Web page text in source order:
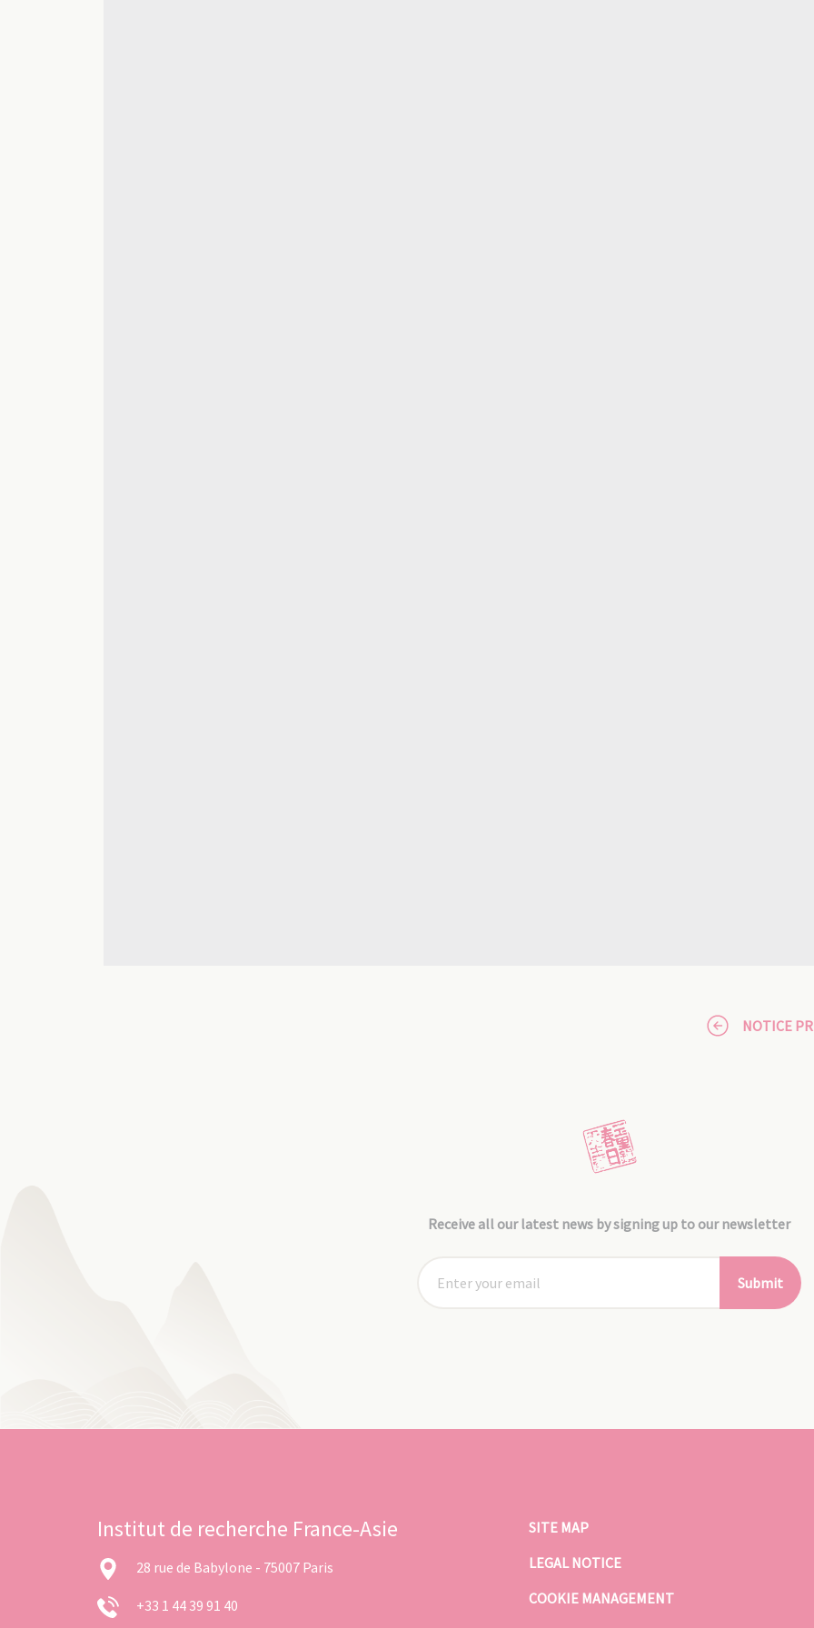
NOTICE
Receive all our latest news by signing up to our newsletter
Submit
Institut de recherche France-Asie
28 rue de Babylone - 75007 Paris
+33 1 44 39 91 40
SITE MAP
LEGAL NOTICE
COOKIE MANAGEMENT